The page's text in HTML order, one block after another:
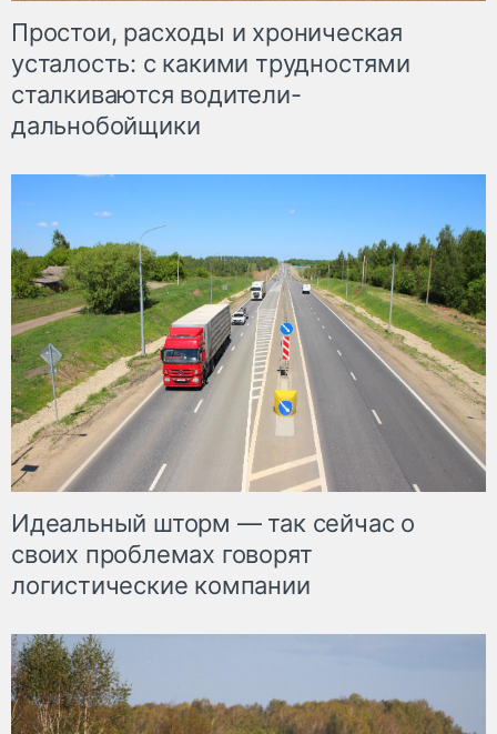
Простои, расходы и хроническая
усталость: с какими трудностями
сталкиваются водители-
дальнобойщики
Идеальный шторм — так сейчас о
своих проблемах говорят
логистические компании